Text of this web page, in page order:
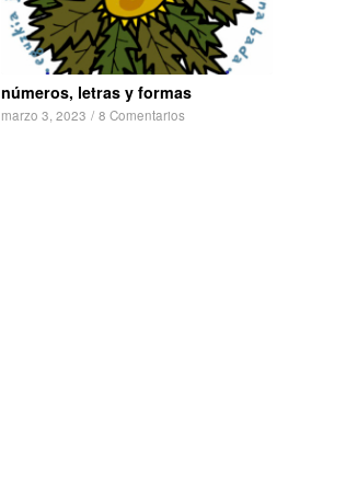
números, letras y formas
marzo 3, 2023 / 8 Comentarios